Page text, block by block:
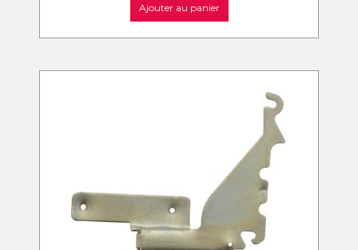
Ajouter au panier